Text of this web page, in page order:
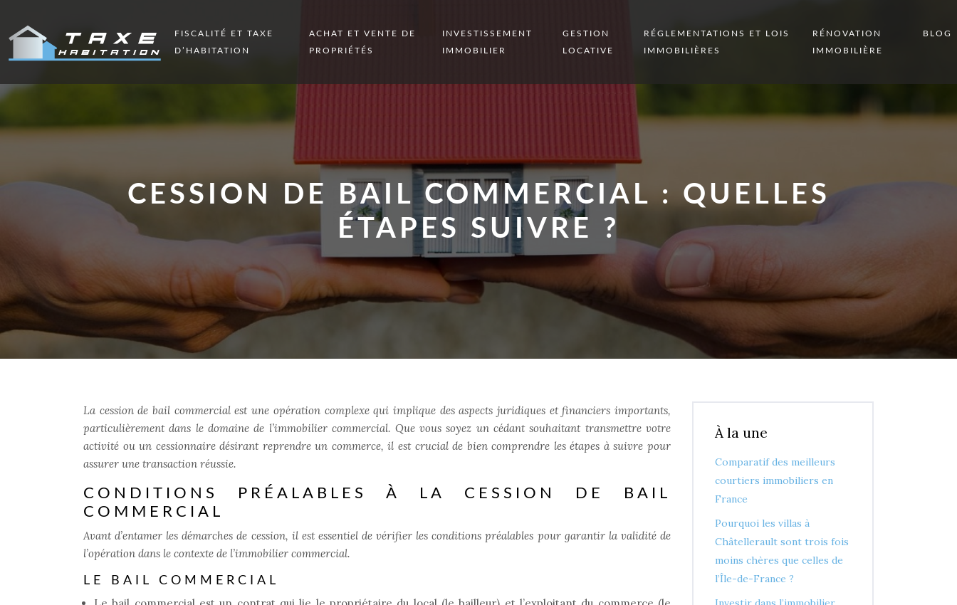
FISCALITÉ ET TAXE
D’HABITATION
ACHAT ET VENTE DE
PROPRIÉTÉS
INVESTISSEMENT
IMMOBILIER
GESTION
LOCATIVE
RÉGLEMENTATIONS ET LOIS
IMMOBILIÈRES
RÉNOVATION
IMMOBILIÈRE
BLOG
CESSION DE BAIL COMMERCIAL : QUELLES
ÉTAPES SUIVRE ?
La cession de bail commercial est une opération complexe qui implique des aspects juridiques et financiers importants,
particulièrement dans le domaine de l’immobilier commercial. Que vous soyez un cédant souhaitant transmettre votre
activité ou un cessionnaire désirant reprendre un commerce, il est crucial de bien comprendre les étapes à suivre pour
assurer une transaction réussie.
CONDITIONS PRÉALABLES À LA CESSION DE BAIL
COMMERCIAL
Avant d’entamer les démarches de cession, il est essentiel de vérifier les conditions préalables pour garantir la validité de
l’opération dans le contexte de l’immobilier commercial.
LE BAIL COMMERCIAL
À la une
Comparatif des meilleurs
courtiers immobiliers en
France
Pourquoi les villas à
Châtellerault sont trois fois
moins chères que celles de
l’Île-de-France ?